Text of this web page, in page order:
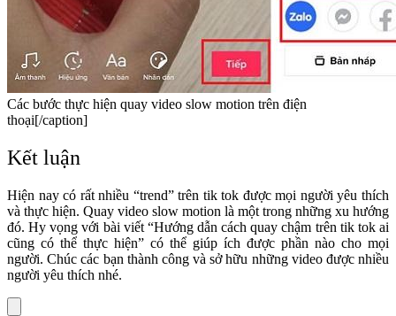
Các bước thực hiện quay video slow motion trên điện
thoại[/caption]
Kết luận
Hiện nay có rất nhiều “trend” trên tik tok được mọi người yêu thích
và thực hiện. Quay video slow motion là một trong những xu hướng
đó. Hy vọng với bài viết “Hướng dẫn cách quay chậm trên tik tok ai
cũng có thể thực hiện” có thể giúp ích được phần nào cho mọi
người. Chúc các bạn thành công và sở hữu những video được nhiều
người yêu thích nhé.